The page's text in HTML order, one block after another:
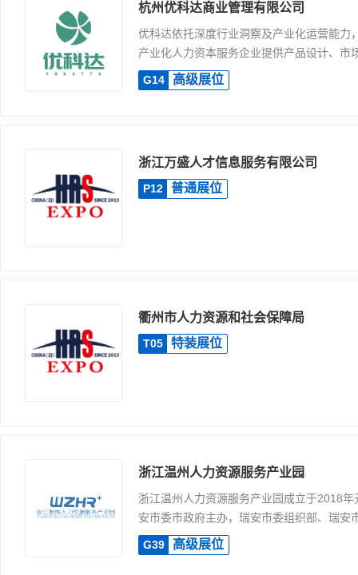
杭州优科达商业管理有限公司
优科达依托深度行业洞察及产业化运营能力
产业化人力资本服务企业提供产品设计、市
G14 高级展位
浙江万盛人才信息服务有限公司
P12 普通展位
衢州市人力资源和社会保障局
T05 特装展位
浙江温州人力资源服务产业园
浙江温州人力资源服务产业园成立于2018
安市委市政府主办，瑞安市委组织部、瑞安
G39 高级展位